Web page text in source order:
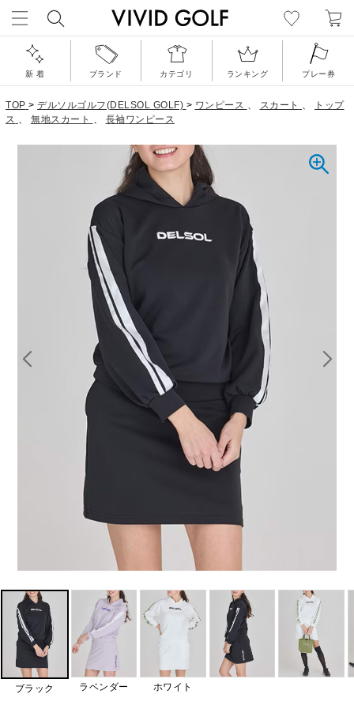
新 着 ブランド カテゴリ ランキング プレー券
TOP > デルソルゴルフ(DELSOL GOLF) > ワンピース 、 スカート 、
トップ
ス 、 無地スカート 、 長袖ワンピース
ブラック ラベンダー ホワイト